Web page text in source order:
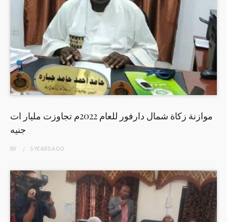
موازنة زكاة شمال دارفور للعام 2022م تجاوزت مليار ات
جنيه
BY 5 YEARSAGO